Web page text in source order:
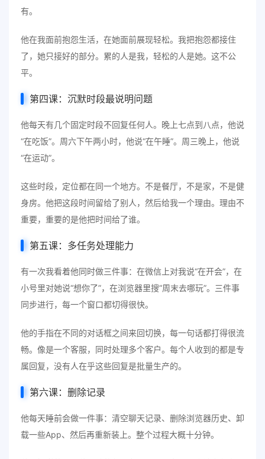
有。
他在我面前抱怨生活，在她面前展现轻松。我把抱怨都接住
了，她只接好的部分。累的人是我，轻松的人是她。这不公
平。
第四课：沉默时段最说明问题
他每天有几个固定时段不回复任何人。晚上七点到八点，他说
“在吃饭”。周六下午两小时，他说“在午睡”。周三晚上，他说
“在运动”。
这些时段，定位都在同一个地方。不是餐厅，不是家，不是健
身房。他把这段时间留给了别人，然后给我一个理由。理由不
重要，重要的是他把时间给了谁。
第五课：多任务处理能力
有一次我看着他同时做三件事：在微信上对我说“在开会”，在
小号里对她说“想你了”，在浏览器里搜“周末去哪玩”。三件事
同步进行，每一个窗口都切得很快。
他的手指在不同的对话框之间来回切换，每一句话都打得很流
畅。像是一个客服，同时处理多个客户。每个人收到的都是专
属回复，没有人在乎这些回复是批量生产的。
第六课：删除记录
他每天睡前会做一件事：清空聊天记录、删除浏览器历史、卸
载一些App、然后再重新装上。整个过程大概十分钟。